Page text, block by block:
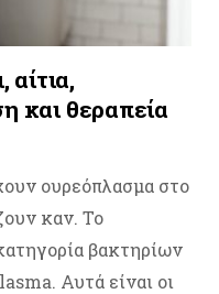
και θεραπεία
ουρεόπλασμα στο
καν. Το
βακτηρίων
Αυτά είναι οι